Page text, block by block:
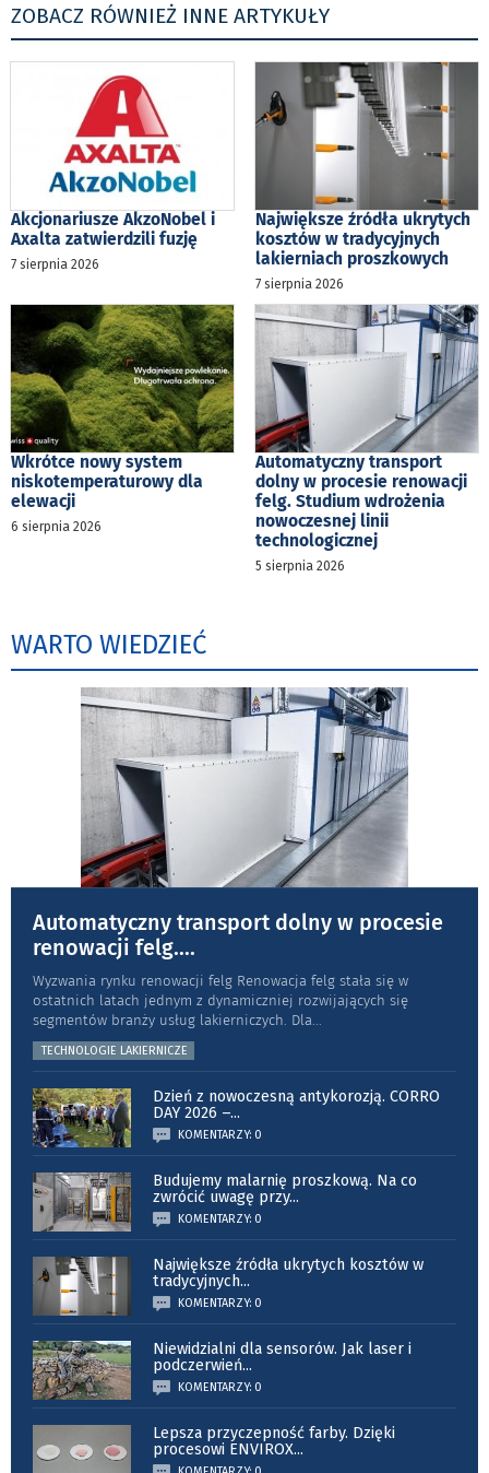
ZOBACZ RÓWNIEŻ INNE ARTYKUŁY
Akcjonariusze AkzoNobel i
Axalta zatwierdzili fuzję
7 sierpnia 2026
Największe źródła ukrytych
kosztów w tradycyjnych
lakierniach proszkowych
7 sierpnia 2026
Wkrótce nowy system
niskotemperaturowy dla
elewacji
6 sierpnia 2026
Automatyczny transport
dolny w procesie renowacji
felg. Studium wdrożenia
nowoczesnej linii
technologicznej
5 sierpnia 2026
WARTO WIEDZIEĆ
Automatyczny transport dolny w procesie
renowacji felg....
Wyzwania rynku renowacji felg Renowacja felg stała się w
ostatnich latach jednym z dynamiczniej rozwijających się
segmentów branży usług lakierniczych. Dla
TECHNOLOGIE LAKIERNICZE
Dzień z nowoczesną antykorozją. CORRO
DAY 2026 –...
KOMENTARZY: 0
Budujemy malarnię proszkową. Na co
zwrócić uwagę przy...
KOMENTARZY: 0
Największe źródła ukrytych kosztów w
tradycyjnych...
KOMENTARZY: 0
Niewidzialni dla sensorów. Jak laser i
podczerwień...
KOMENTARZY: 0
Lepsza przyczepność farby. Dzięki
procesowi ENVIROX...